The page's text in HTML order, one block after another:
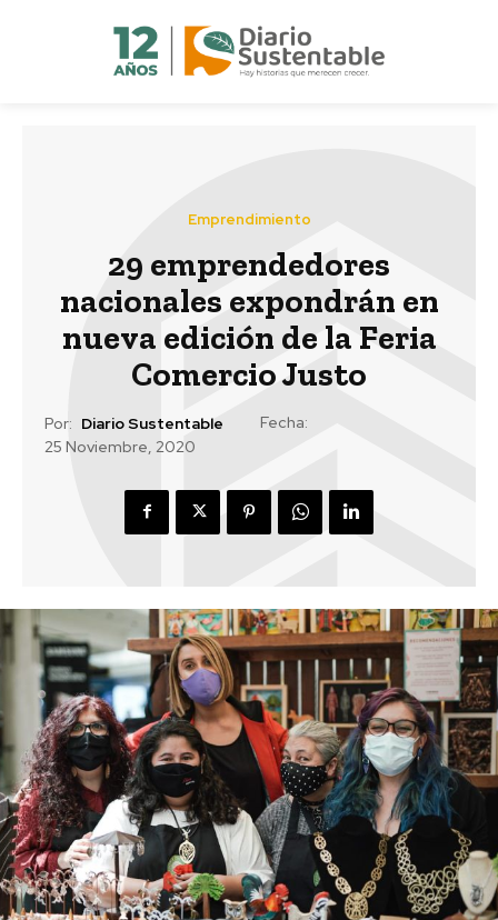
Emprendimiento
29 emprendedores
nacionales expondrán en
nueva edición de la Feria
Comercio Justo
Por: Diario Sustentable
Fecha:
25 Noviembre, 2020